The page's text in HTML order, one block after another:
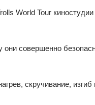
World Tour
совершенно
скручивание, изгиб